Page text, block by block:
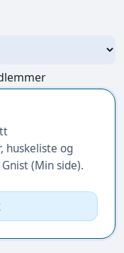
huskeliste og
(Min side).